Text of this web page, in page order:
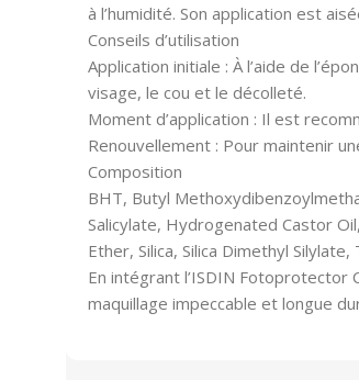
à l’humidité. Son application est
Conseils d’utilisation
Application initiale : À l’aide de
visage, le cou et le décolleté.
Moment d’application : Il est
Renouvellement : Pour maintenir
Composition
BHT, Butyl
Salicylate, Hydrogenated Castor
Ether, Silica, Silica Dimethyl
En intégrant l’ISDIN
maquillage impeccable et longue